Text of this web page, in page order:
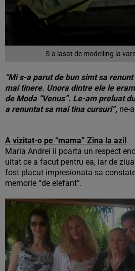
S-a lasat de modelling la
“Mi s-a parut de bun simt sa
mai tinere. Unora dintre ele le
de Moda “Venus”. Le-am preluat
a renuntat sa mai tina cursuri”, ne-
A vizitat-o pe “mama” Zina la azil
Maria Andrei ii poarta un respect
uitat ce a facut pentru ea, iar de
fost placut impresionata sa
memorie “de elefant”.